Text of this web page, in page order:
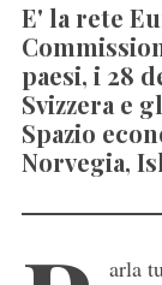
E' la rete
paesi, i 28
Svizzera e
Spazio
Norvegia,
arla